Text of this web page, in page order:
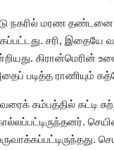
நகரில் மரண
சரி,
படித்த ராணியும்
கம்பத்தில் கட்டி